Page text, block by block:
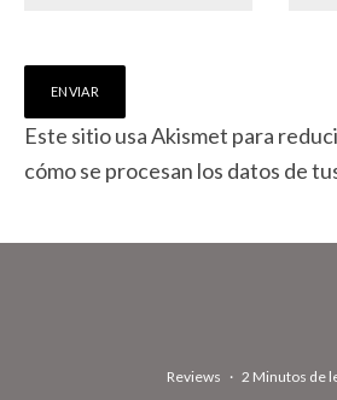
Este sitio usa Akismet para
cómo se procesan los datos de
Reviews · 2 Minutos de